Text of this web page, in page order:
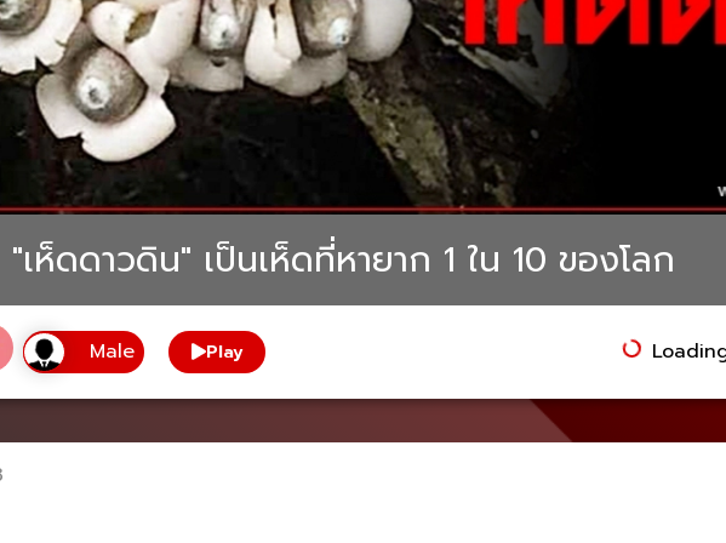
เห็ดดาวดิน" เป็นเห็ดที่หายาก 1 ใน 10 ของโลก
Play